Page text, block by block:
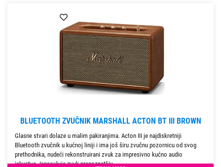
BLUETOOTH ZVUČNIK MARSHALL ACTON BT III BROWN
Glasne stvari dolaze u malim pakiranjima. Acton III je najdiskretniji
Bluetooth zvučnik u kućnoj liniji i ima još širu zvučnu pozornicu od svog
prethodnika, nudeći rekonstruirani zvuk za impresivno kućno audio
iskustvo. Isporučuje zvuk prepoznatljiv